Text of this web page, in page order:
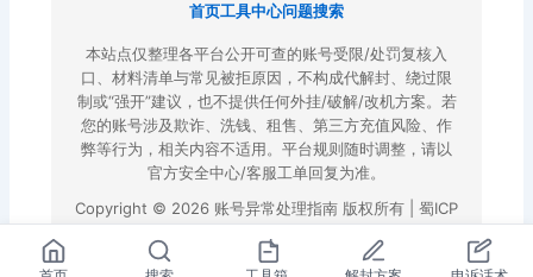
首页工具中心问题搜索
本站点仅整理各平台公开可查的账号受限/处罚复核入
口、材料清单与常见被拒原因，不构成代解封、绕过限
制或“强开”建议，也不提供任何外挂/破解/改机方案。若
您的账号涉及欺诈、洗钱、租售、第三方充值风险、作
弊等行为，相关内容不适用。平台规则随时调整，请以
官方安全中心/客服工单回复为准。
Copyright © 2026 账号异常处理指南 版权所有 | 蜀ICP